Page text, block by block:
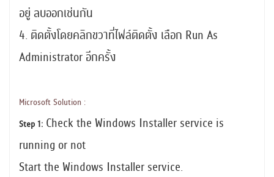
อยู่ ลบออกเช่นกัน
4. ติดตั้งโดยคลิกขวาที่ไฟล์ติดตั้ง เลือก Run As
Administrator อีกครั้ง
Microsoft Solution :
Step 1: Check the Windows Installer service is
running or not
Start the Windows Installer service.